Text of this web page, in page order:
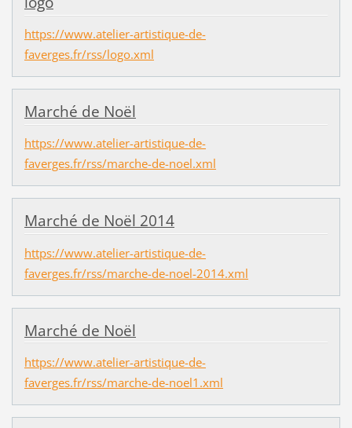
https://www.atelier-artistique-de-
faverges.fr/rss/logo.xml
Marché de Noël
https://www.atelier-artistique-de-
faverges.fr/rss/marche-de-noel.xml
Marché de Noël 2014
https://www.atelier-artistique-de-
faverges.fr/rss/marche-de-noel-2014.xml
Marché de Noël
https://www.atelier-artistique-de-
faverges.fr/rss/marche-de-noel1.xml